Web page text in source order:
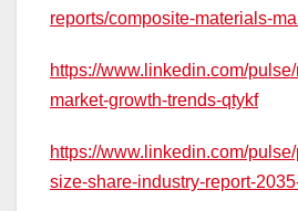
reports/composite-materials-
https://www.linkedin.com/
market-growth-trends-qtykf
https://www.linkedin.com/
size-share-industry-report-